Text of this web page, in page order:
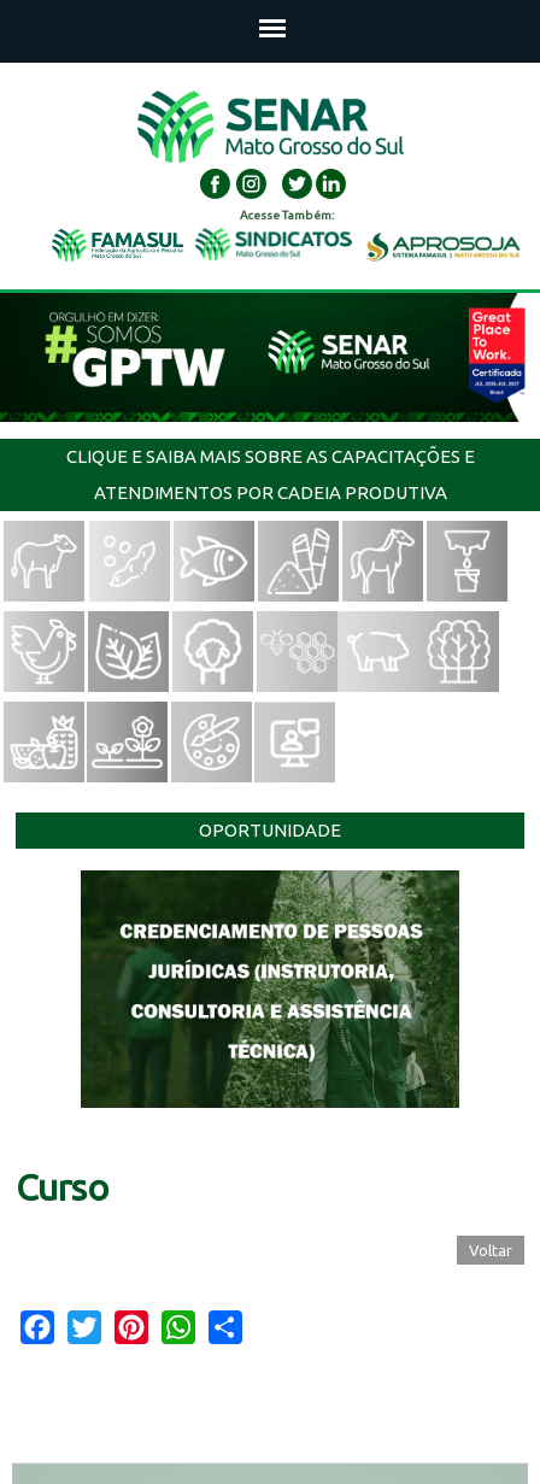
Acesse Também:
CLIQUE E SAIBA MAIS SOBRE AS CAPACITAÇÕES E
ATENDIMENTOS POR CADEIA PRODUTIVA
OPORTUNIDADE
Curso
Voltar
Facebook
Twitter PinterestWhatsApp